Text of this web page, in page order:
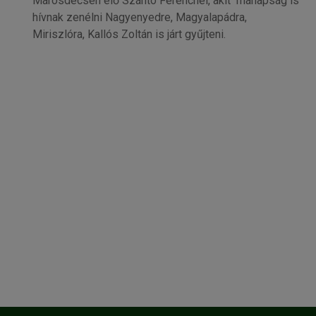
hívnak zenélni Nagyenyedre, Magyalapádra,
Miriszlóra, Kallós Zoltán is járt gyűjteni.